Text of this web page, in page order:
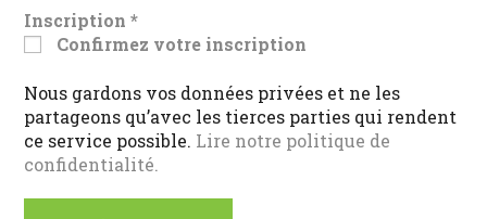
Inscription*
Confirmez votre inscription
Nous gardons vos données privées et ne les
partageons qu’avec les tierces parties qui rendent
ce service possible. Lire notre politique de
confidentialité.